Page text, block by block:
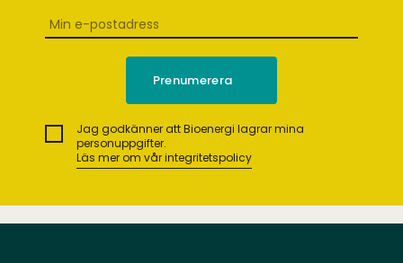
Jag godkänner att Bioenergi lagrar mina
personuppgifter.
Läs mer om vår integritetspolicy